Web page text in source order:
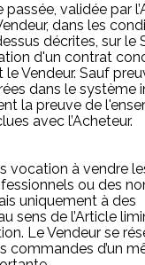
validée par
dans les
décrites, sur le
d'un contrat
le Vendeur. Sauf
dans le système
la preuve de
avec l’Acheteur.
vocation à vendre
ou des
uniquement à des
sens de l’Article
Le Vendeur se
commandes d’un